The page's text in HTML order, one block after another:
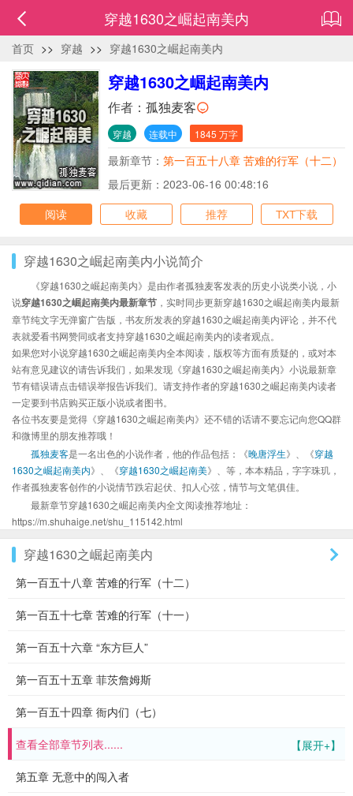
穿越1630之崛起南美内
首页 >> 穿越 >> 穿越1630之崛起南美内
穿越1630之崛起南美内
作者： 孤独麦客
穿越 连载中 1845 万字
最新章节： 第一百五十八章 苦难的行军（十二）
最后更新：2023-06-16 00:48:16
阅读
收藏 推荐 TXT下载
穿越1630之崛起南美内小说简介
《穿越1630之崛起南美内》是由作者孤独麦客发表的历史小说类小说，小
说穿越1630之崛起南美内最新章节 ，实时同步更新穿越1630之崛起南美内最新
章节纯文字无弹窗广告版，书友所发表的穿越1630之崛起南美内评论，并不代
表就爱看书网赞同或者支持穿越1630之崛起南美内的读者观点。
如果您对小说穿越1630之崛起南美内全本阅读，版权等方面有质疑的，或对本
站有意见建议的请告诉我们，如果发现《穿越1630之崛起南美内》小说最新章
节有错误请点击错误举报告诉我们。请支持作者的穿越1630之崛起南美内读者
一定要到书店购买正版小说或者图书。
各位书友要是觉得《穿越1630之崛起南美内》还不错的话请不要忘记向您QQ群
和微博里的朋友推荐哦！
孤独麦客是一名出色的小说作者，他的作品包括：《晚唐浮生》、《穿越
1630之崛起南美内》、《穿越1630之崛起南美》、等，本本精品，字字珠玑，
作者孤独麦客创作的小说情节跌宕起伏、扣人心弦，情节与文笔俱佳。
最新章节穿越1630之崛起南美内全文阅读推荐地址：
https://m.shuhaige.net/shu_115142.html
穿越1630之崛起南美内
第一百五十八章 苦难的行军（十二）
第一百五十七章 苦难的行军（十一）
第一百五十六章 “东方巨人”
第一百五十五章 菲茨詹姆斯
第一百五十四章 衙内们（七）
【展开+】
查看全部章节列表......
第五章 无意中的闯入者